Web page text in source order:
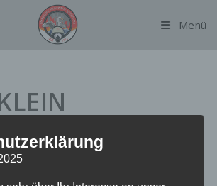
Menü
2023 um 22:26 Uhr